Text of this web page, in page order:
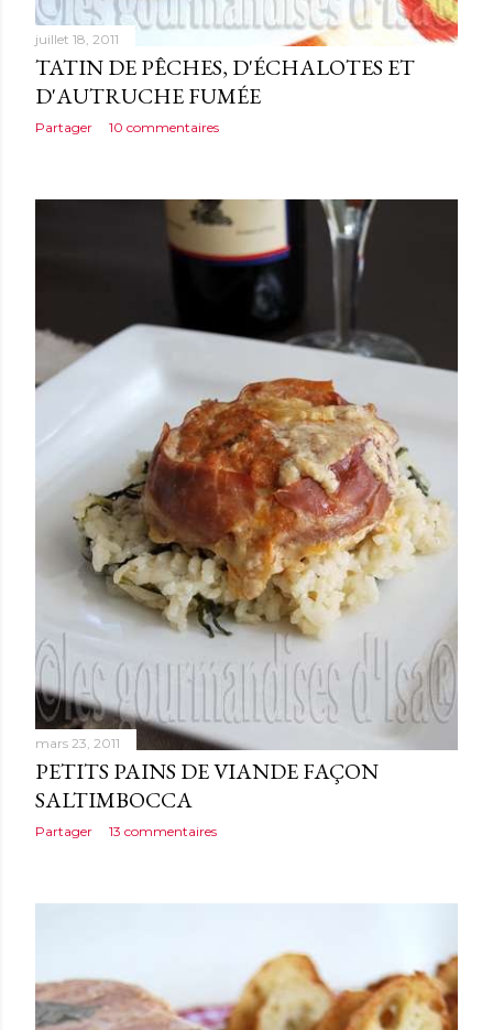
juillet 18, 2011
TATIN DE PÊCHES, D'ÉCHALOTES ET
D'AUTRUCHE FUMÉE
Partager 10 commentaires
mars 23, 2011
PETITS PAINS DE VIANDE FAÇON
SALTIMBOCCA
Partager 13 commentaires